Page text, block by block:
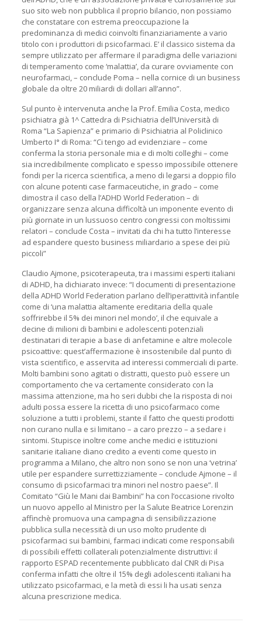
suo sito web non pubblica il proprio bilancio, non possiamo
che constatare con estrema preoccupazione la
predominanza di medici coinvolti finanziariamente a vario
titolo con i produttori di psicofarmaci. E’ il classico sistema da
sempre utilizzato per affermare il paradigma delle variazioni
di temperamento come ‘malattia’, da curare ovviamente con
neurofarmaci, – conclude Poma – nella cornice di un business
globale da oltre 20 miliardi di dollari all’anno”.
Sul punto è intervenuta anche la Prof. Emilia Costa, medico
psichiatra già 1^ Cattedra di Psichiatria dell’Università di
Roma “La Sapienza” e primario di Psichiatria al Policlinico
Umberto I° di Roma: “Ci tengo ad evidenziare – come
conferma la storia personale mia e di molti colleghi – come
sia incredibilmente complicato e spesso impossibile ottenere
fondi per la ricerca scientifica, a meno di legarsi a doppio filo
con alcune potenti case farmaceutiche, in grado – come
dimostra il caso della l’ADHD World Federation – di
organizzare senza alcuna difficoltà un imponente evento di
più giornate in un lussuoso centro congressi con moltissimi
relatori – conclude Costa – invitati da chi ha tutto l’interesse
ad espandere questo business miliardario a spese dei più
piccoli”
Claudio Ajmone, psicoterapeuta, tra i massimi esperti italiani
di ADHD, ha dichiarato invece: “I documenti di presentazione
della ADHD World Federation parlano dell’iperattività infantile
come di ‘una malattia altamente ereditaria della quale
soffrirebbe il 5% dei minori nel mondo’, il che equivale a
decine di milioni di bambini e adolescenti potenziali
destinatari di terapie a base di anfetamine e altre molecole
psicoattive: quest’affermazione è insostenibile dal punto di
vista scientifico, e asservita ad interessi commerciali di parte.
Molti bambini sono agitati o distratti, questo può essere un
comportamento che va certamente considerato con la
massima attenzione, ma ho seri dubbi che la risposta di noi
adulti possa essere la ricetta di uno psicofarmaco come
soluzione a tutti i problemi, stante il fatto che questi prodotti
non curano nulla e si limitano – a caro prezzo – a sedare i
sintomi. Stupisce inoltre come anche medici e istituzioni
sanitarie italiane diano credito a eventi come questo in
programma a Milano, che altro non sono se non una ‘vetrina’
utile per espandere surrettizziamente – conclude Ajmone – il
consumo di psicofarmaci tra minori nel nostro paese”. Il
Comitato “Giù le Mani dai Bambini” ha con l’occasione rivolto
un nuovo appello al Ministro per la Salute Beatrice Lorenzin
affinchè promuova una campagna di sensibilizzazione
pubblica sulla necessità di un uso molto prudente di
psicofarmaci sui bambini, farmaci indicati come responsabili
di possibili effetti collaterali potenzialmente distruttivi: il
rapporto ESPAD recentemente pubblicato dal CNR di Pisa
conferma infatti che oltre il 15% degli adolescenti italiani ha
utilizzato psicofarmaci, e la metà di essi li ha usati senza
alcuna prescrizione medica.